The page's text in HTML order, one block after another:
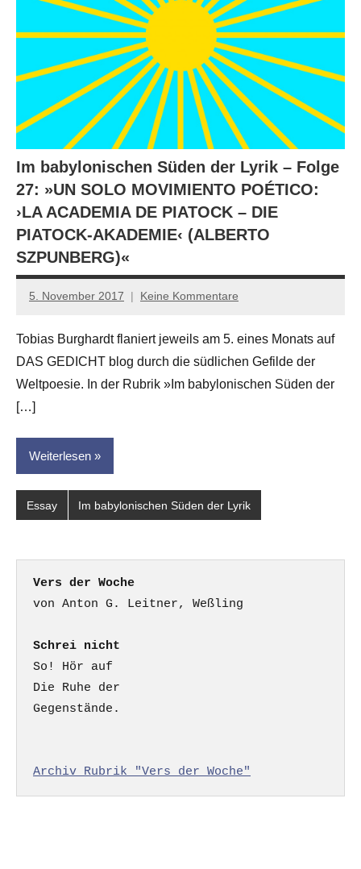
Im babylonischen Süden der Lyrik – Folge
27: »UN SOLO MOVIMIENTO POÉTICO:
›LA ACADEMIA DE PIATOCK – DIE
PIATOCK-AKADEMIE‹ (ALBERTO
SZPUNBERG)«
5. November 2017
Anton
Leitner
Keine Kommentare
Tobias Burghardt flaniert jeweils am 5. eines Monats auf
DAS GEDICHT blog durch die südlichen Gefilde der
Weltpoesie. In der Rubrik »Im babylonischen Süden der
[…]
Weiterlesen
Essay Im babylonischen Süden der Lyrik
Vers der Woche
Schrei nicht
So! Hör auf
Die Ruhe der
Gegenstände.
Archiv Rubrik "Vers der Woche"